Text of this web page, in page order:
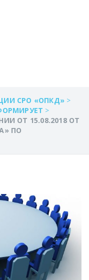
СРО «ОПКД» >
>
ОТ 15.08.2018 ОТ
ПО